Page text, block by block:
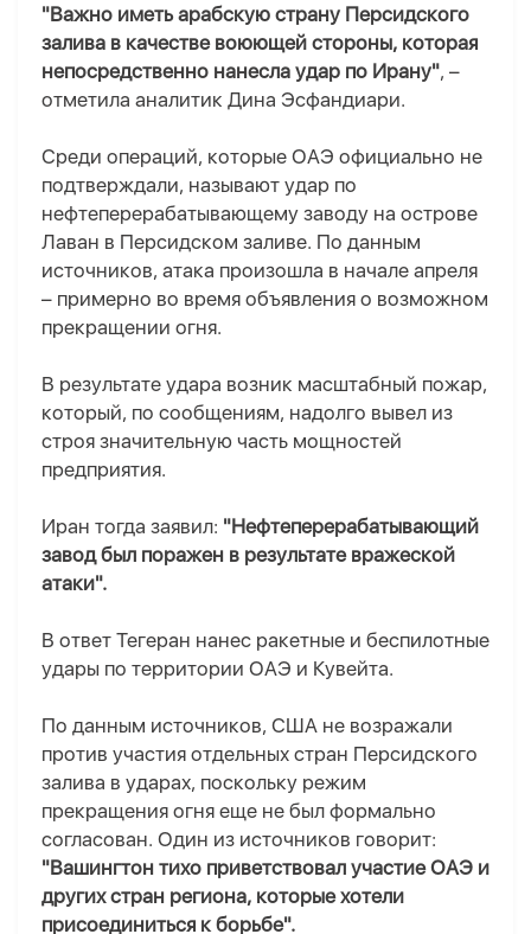
"Важно иметь арабскую страну Персидского
залива в качестве воюющей стороны, которая
непосредственно нанесла удар по Ирану", –
отметила аналитик Дина Эсфандиари.
Среди операций, которые ОАЭ официально не
подтверждали, называют удар по
нефтеперерабатывающему заводу на острове
Лаван в Персидском заливе. По данным
источников, атака произошла в начале апреля
– примерно во время объявления о возможном
прекращении огня.
В результате удара возник масштабный пожар,
который, по сообщениям, надолго вывел из
строя значительную часть мощностей
предприятия.
Иран тогда заявил: "Нефтеперерабатывающий
завод был поражен в результате вражеской
атаки".
В ответ Тегеран нанес ракетные и беспилотные
удары по территории ОАЭ и Кувейта.
По данным источников, США не возражали
против участия отдельных стран Персидского
залива в ударах, поскольку режим
прекращения огня еще не был формально
согласован. Один из источников говорит:
"Вашингтон тихо приветствовал участие ОАЭ и
других стран региона, которые хотели
присоединиться к борьбе".